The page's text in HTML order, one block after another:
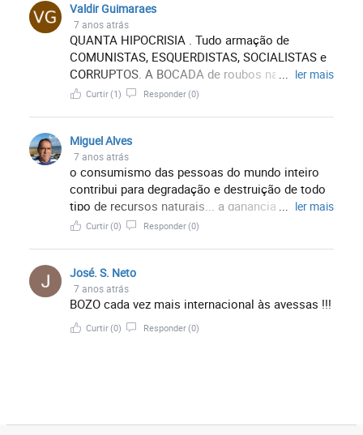
Valdir Guimaraes
7 anos atrás
QUANTA HIPOCRISIA . Tudo armação de
COMUNISTAS, ESQUERDISTAS, SOCIALISTAS e
CORRUPTOS. A BOCADA de roubos na
Amazônia já era. Podem espernear. Bolsonaro
... ler mais
Curtir(1) Responder(0)
Miguel Alves
7 anos atrás
o consumismo das pessoas do mundo inteiro
contribui para degradação e destruição de todo
tipo de recursos naturais... a ganancia do ser
humano pelo dinheiro preocupado em produzir
tipo de consumo. o MINIMALISMO pode ser
uma pequena ajuda para minimizar a destruição
do planeta, a nossa casa.
... ler mais
Curtir(0) Responder(0)
José. S. Neto
7 anos atrás
BOZO cada vez mais internacional às avessas !!!
Curtir(0) Responder(0)